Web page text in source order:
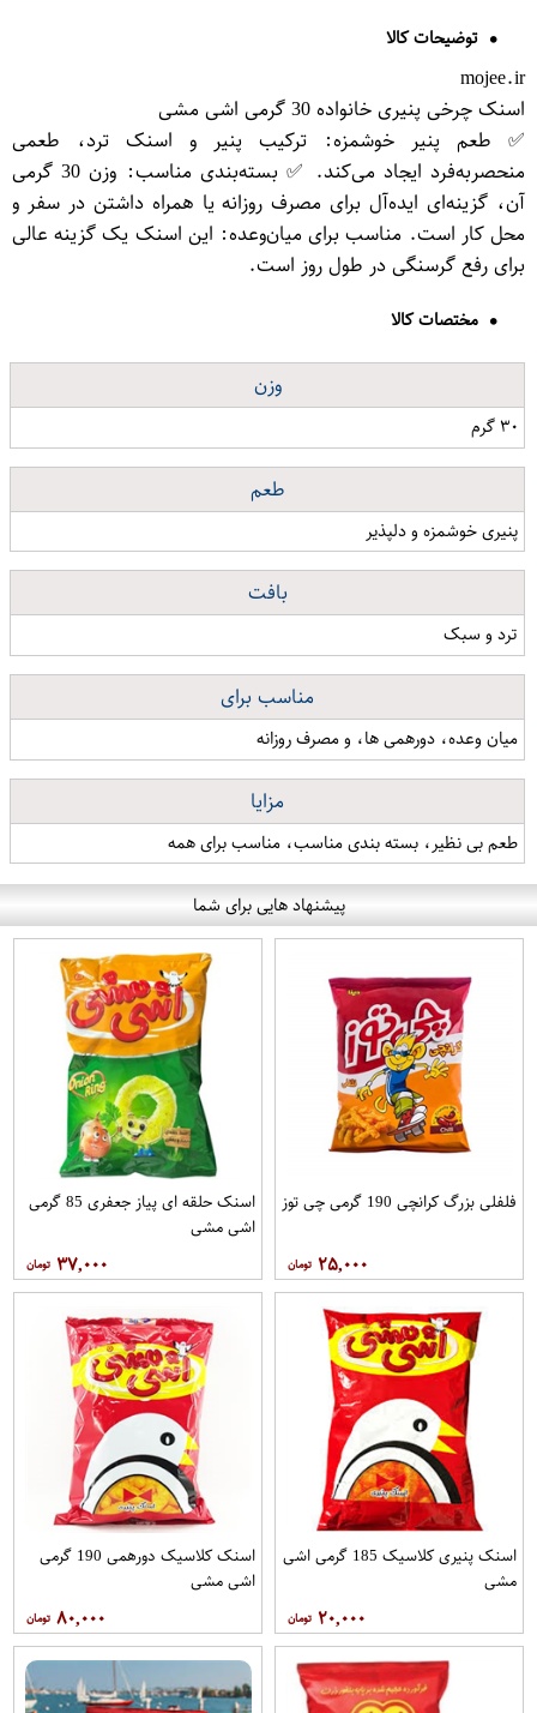
توضیحات کالا
mojee.ir
اسنک چرخی پنیری خانواده 30 گرمی اشی مشی
✅ طعم پنیر خوشمزه: ترکیب پنیر و اسنک ترد، طعمی
منحصر‌به‌فرد ایجاد می‌کند. ✅ بسته‌بندی مناسب: وزن 30 گرمی
آن، گزینه‌ای ایده‌آل برای مصرف روزانه یا همراه داشتن در سفر و
محل کار است. مناسب برای میان‌وعده: این اسنک یک گزینه عالی
برای رفع گرسنگی در طول روز است.
مختصات کالا
وزن
۳۰ گرم
طعم
پنیری خوشمزه و دلپذیر
بافت
ترد و سبک
مناسب برای
میان وعده، دورهمی ها، و مصرف روزانه
مزایا
طعم بی نظیر، بسته بندی مناسب، مناسب برای همه
پیشنهاد هایی برای شما
فلفلی بزرگ کرانچی 190 گرمی چی توز
۲۵,۰۰۰
اسنک حلقه ای پیاز جعفری 85 گرمی
اشی مشی
۳۷,۰۰۰
اسنک پنیری کلاسیک 185 گرمی اشی
مشی
۲۰,۰۰۰
اسنک کلاسیک دورهمی 190 گرمی
اشی مشی
۸۰,۰۰۰